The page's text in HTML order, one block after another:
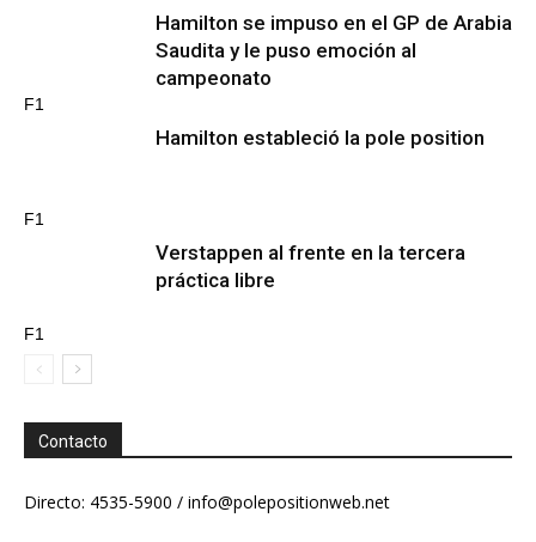
F1
Hamilton se impuso en el GP de Arabia
Saudita y le puso emoción al
campeonato
F1
Hamilton estableció la pole position
F1
Verstappen al frente en la tercera
práctica libre
Contacto
Directo: 4535-5900 / info@polepositionweb.net